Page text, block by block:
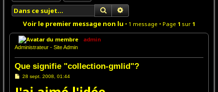
h
r
RechercherRecherche avancée
Voir le premier message non lu • 1 message • Page 1 sur 1
admin
Administrateur - Site Admin
Que signifie "collection-gmlid"?
M
s
28 sept. 2008, 01:44